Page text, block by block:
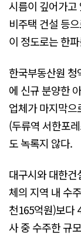
시름이 깊어가고
비주택 건설 등
이 정도로는 한
한국부동산원
에 신규 분양한
업체가 마지막
(두류역 서한포
도 녹록지 않다.
대구시와 대한
체의 지역 내 수
천165억원)보다
사 중 수주한 규